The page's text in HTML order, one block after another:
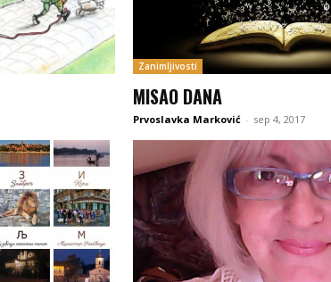
Zanimljivosti
MISAO DANA
Prvoslavka Marković - sep 4, 2017